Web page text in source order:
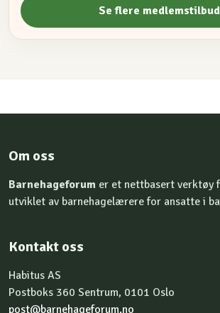
Se flere medlemstilbud
Om oss
Barnehageforum er et nettbasert verktøy
utviklet av barnehagelærere for ansatte i
Kontakt oss
Habitus AS
Postboks 360 Sentrum, 0101 Oslo
post@barnehageforum.no